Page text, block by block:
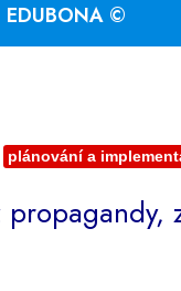
EDUBONA ©
plánování a